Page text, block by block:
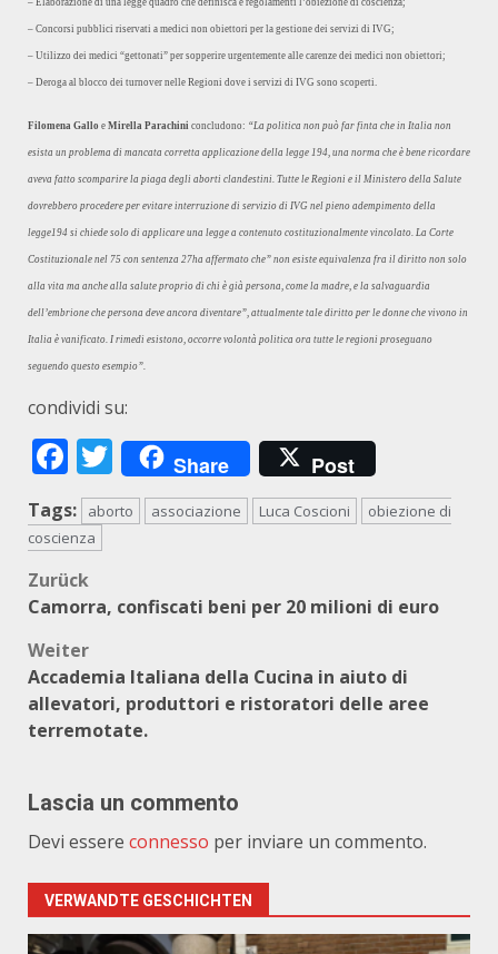
– Elaborazione di una legge quadro che definisca e regolamenti l’obiezione di coscienza;
– Concorsi pubblici riservati a medici non obiettori per la gestione dei servizi di IVG;
– Utilizzo dei medici “gettonati” per sopperire urgentemente alle carenze dei medici non obiettori;
– Deroga al blocco dei turnover nelle Regioni dove i servizi di IVG sono scoperti.
Filomena Gallo e Mirella Parachini concludono: “La politica non può far finta che in Italia non
esista un problema di mancata corretta applicazione della legge 194, una norma che è bene ricordare
aveva fatto scomparire la piaga degli aborti clandestini. Tutte le Regioni e il Ministero della Salute
dovrebbero procedere per evitare interruzione di servizio di IVG nel pieno adempimento della
legge194 si chiede solo di applicare una legge a contenuto costituzionalmente vincolato. La Corte
Costituzionale nel 75 con sentenza 27ha affermato che” non esiste equivalenza fra il diritto non solo
alla vita ma anche alla salute proprio di chi è già persona, come la madre, e la salvaguardia
dell’embrione che persona deve ancora diventare”, attualmente tale diritto per le donne che vivono in
Italia è vanificato. I rimedi esistono, occorre volontà politica ora tutte le regioni proseguano
seguendo questo esempio”.
condividi su:
Facebook
Twitter
Share Post
Tags: aborto associazione Luca Coscioni
obiezione di
coscienza
Beitragsnavigation
Zurück
Camorra, confiscati beni per 20 milioni di euro
Weiter
Accademia Italiana della Cucina in aiuto di
allevatori, produttori e ristoratori delle aree
terremotate.
Lascia un commento
Devi essere connesso per inviare un commento.
VERWANDTE GESCHICHTEN